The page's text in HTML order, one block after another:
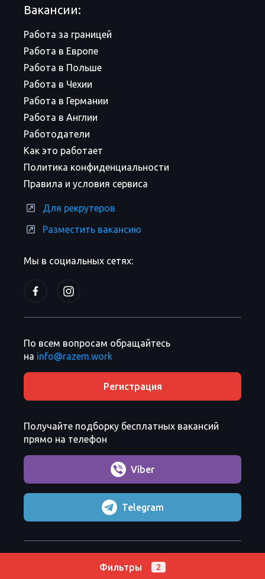
Фильтры 2
Мы в социальных сетях:
Вакансии:
Работа за границей
Работа в Европе
Работа в Польше
Работа в Чехии
Работа в Германии
Работа в Англии
Работодатели
Как это работает
Политика конфиденциальности
Правила и условия сервиса
Для рекрутеров
Разместить вакансию
По всем вопросам обращайтесь
на info@razem.work
Регистрация
Получайте подборку бесплатных вакансий
прямо на телефон
Viber
Telegram